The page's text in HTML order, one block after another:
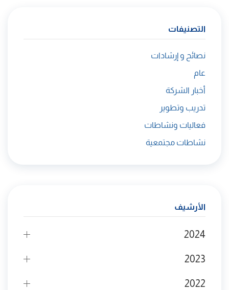
التصنيفات
نصائح و إرشادات
عام
أخبار الشركة
تدريب وتطوير
فعاليات ونشاطات
نشاطات مجتمعية
الأرشيف
2024
2023
2022